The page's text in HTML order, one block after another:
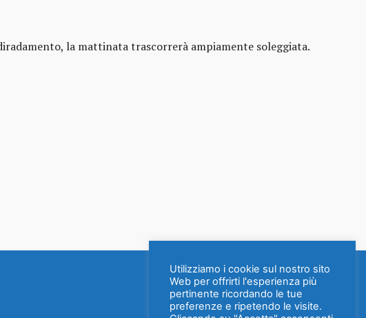
la mattinata trascorrerà ampiamente soleggiata.
Utilizziamo i cookie sul nostro sito
Web per offrirti l'esperienza più
pertinente ricordando le tue
preferenze e ripetendo le visite.